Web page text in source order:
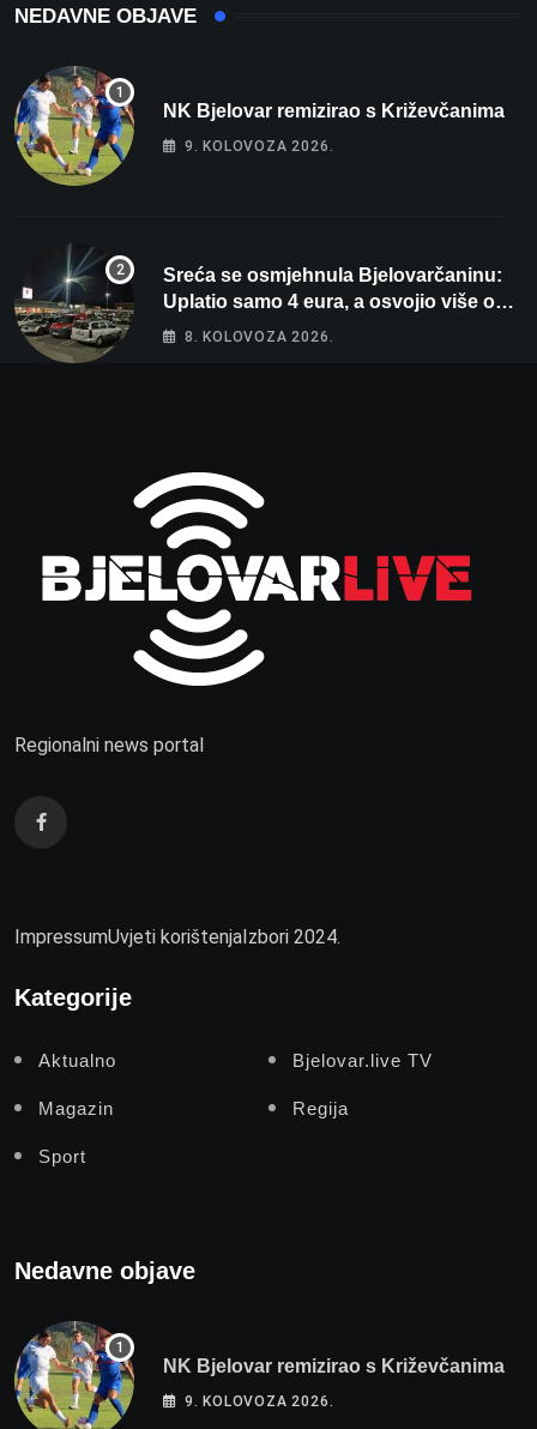
NEDAVNE OBJAVE
NK Bjelovar remizirao s Križevčanima
9. KOLOVOZA 2026.
Sreća se osmjehnula Bjelovarčaninu:
Uplatio samo 4 eura, a osvojio više od
80 tisuća eura
8. KOLOVOZA 2026.
Regionalni news portal
ImpressumUvjeti korištenjaIzbori 2024.
Kategorije
Aktualno Bjelovar.live TV
Magazin Regija
Sport
Nedavne objave
NK Bjelovar remizirao s Križevčanima
9. KOLOVOZA 2026.